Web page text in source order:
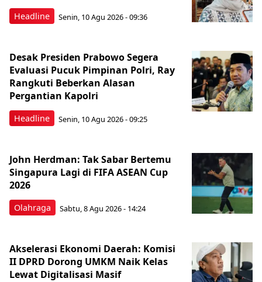
Headline Senin, 10 Agu 2026 - 09:36
Headline
Desak Presiden Prabowo Segera
Evaluasi Pucuk Pimpinan Polri, Ray
Rangkuti Beberkan Alasan
Pergantian Kapolri
Senin, 10 Agu 2026 - 09:25
Olahraga
John Herdman: Tak Sabar Bertemu
Singapura Lagi di FIFA ASEAN Cup
2026
Sabtu, 8 Agu 2026 - 14:24
Akselerasi Ekonomi Daerah: Komisi
II DPRD Dorong UMKM Naik Kelas
Lewat Digitalisasi Masif